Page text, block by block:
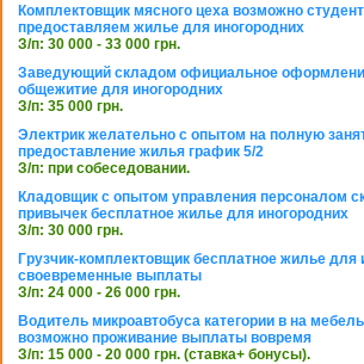
Комплектовщик мясного цеха возможно
предоставляем жилье для иногородних
З/п: 30 000 - 33 000 грн.
Заведующий складом официальное
общежитие для иногородних
З/п: 35 000 грн.
Электрик желательно с опытом на полную
предоставление жилья график 5/2
З/п: при собеседовании.
Кладовщик с опытом управления персоналом
привычек бесплатное жилье для иногородних
З/п: 30 000 грн.
Грузчик-комплектовщик бесплатное жилье для
своевременные выплаты
З/п: 24 000 - 26 000 грн.
Водитель микроавтобуса категории в на
возможно проживание выплаты вовремя
З/п: 15 000 - 20 000 грн. (ставка+ бонусы).